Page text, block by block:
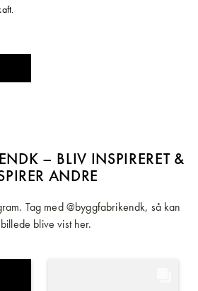
– BLIV INSPIRERET &
ANDRE
Tag med @byggfabrikendk, så kan
blive vist her.